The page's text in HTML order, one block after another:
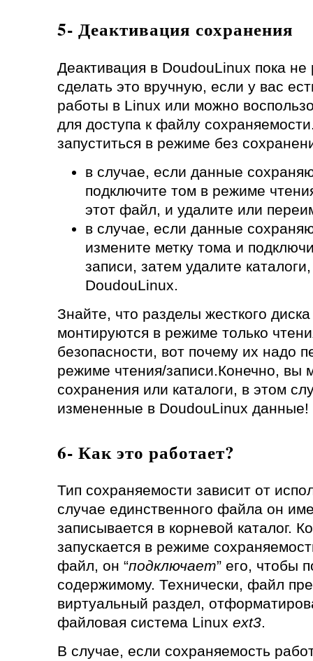
5- Деактивация сохранения
Деактивация в DoudouLinux пока
сделать это вручную, если у вас
работы в Linux или можно
для доступа к файлу
запуститься в режиме без
в случае, если данные
подключите том в режиме
этот файл, и удалите или
в случае, если данные
измените метку тома и
записи, затем удалите
DoudouLinux.
Знайте, что разделы жесткого
монтируются в режиме только
безопасности, вот почему их надо
режиме чтения/записи.Конечно, вы
сохранения или каталоги, в этом
измененные в DoudouLinux данные!
6- Как это работает?
Тип сохраняемости зависит от
случае единственного файла он
записывается в корневой каталог.
запускается в режиме
файл, он “подключает” его, чтобы
содержимому. Технически, файл
виртуальный раздел,
файловая система Linux ext3.
В случае, если сохраняемость